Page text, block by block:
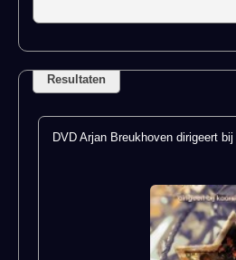
Resultaten
DVD Arjan Breukhoven dirigeert